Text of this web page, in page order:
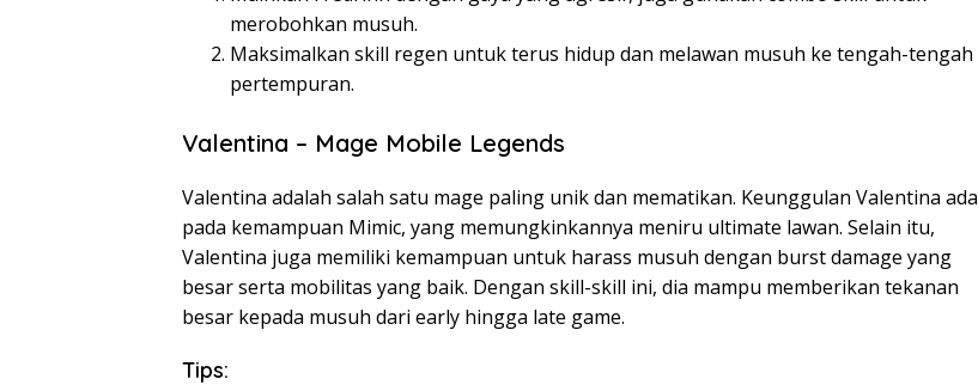
merobohkan musuh.
Maksimalkan skill regen untuk terus hidup dan melawan musuh ke tengah-tengah
pertempuran.
Valentina – Mage Mobile Legends
Valentina adalah salah satu mage paling unik dan mematikan. Keunggulan Valentina ada
pada kemampuan Mimic, yang memungkinkannya meniru ultimate lawan. Selain itu,
Valentina juga memiliki kemampuan untuk harass musuh dengan burst damage yang
besar serta mobilitas yang baik. Dengan skill-skill ini, dia mampu memberikan tekanan
besar kepada musuh dari early hingga late game.
Tips: